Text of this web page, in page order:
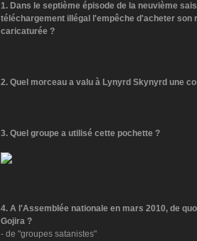
1. Dans le septième épisode de la neuvième
téléchargement illégal l'empêche d'acheter son
caricaturée ?
2. Quel morceau a valu à Lynyrd Skynyrd une
3. Quel groupe a utilisé cette pochette ?
4. A l'Assemblée nationale en mars 2010, de
Gojira ?
- de "groupes satanistes"